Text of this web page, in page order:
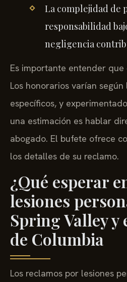
La complejidad de
responsabilidad
negligencia
Es importante entender que
Los honorarios varían según
específicos, y
una estimación es hablar
abogado. El bufete ofrece
los detalles de su reclamo.
¿Qué esperar
lesiones
Spring Valley
de Columbia
Los reclamos por lesiones